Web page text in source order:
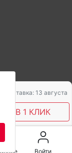
Доставка: 13 августа
В 1 КЛИК
Войти